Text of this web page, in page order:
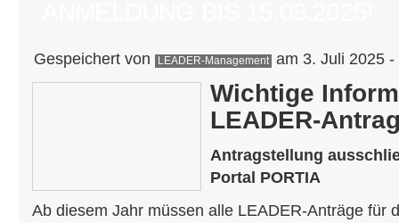
Gespeichert von LEADER-Management am 3. Juli 2025 -
Wichtige
LEADER-
Antragstellung
Portal PORTIA
Ab diesem Jahr müssen alle LEADER-Anträge für